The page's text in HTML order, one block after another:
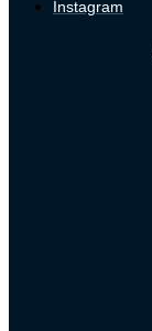
Instagram